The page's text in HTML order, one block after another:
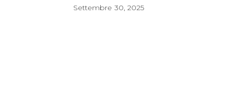
Settembre 30, 2025